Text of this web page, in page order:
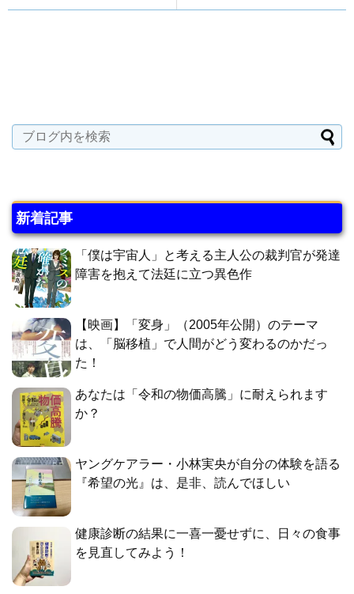
新着記事
「僕は宇宙人」と考える主人公の裁判官が発達
障害を抱えて法廷に立つ異色作
【映画】「変身」（2005年公開）のテーマ
は、「脳移植」で人間がどう変わるのかだっ
た！
あなたは「令和の物価高騰」に耐えられます
か？
ヤングケアラー・小林実央が自分の体験を語る
『希望の光』は、是非、読んでほしい
健康診断の結果に一喜一憂せずに、日々の食事
を見直してみよう！